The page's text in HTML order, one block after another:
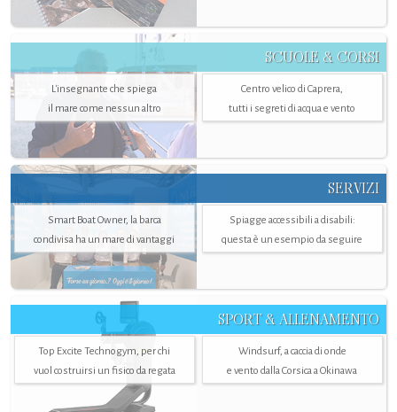
SCUOLE & CORSI
L'insegnante che spiega
il mare come nessun altro
Centro velico di Caprera,
tutti i segreti di acqua e vento
SERVIZI
Smart Boat Owner, la barca
condivisa ha un mare di vantaggi
Spiagge accessibili a disabili:
questa è un esempio da seguire
SPORT & ALLENAMENTO
Top Excite Technogym, per chi
vuol costruirsi un fisico da regata
Windsurf, a caccia di onde
e vento dalla Corsica a Okinawa